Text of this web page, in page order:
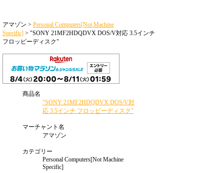
アマゾン > Personal Computers[Not Machine
Specific] > "SONY 21MF2HDQDVX DOS/V対応 3.5インチ
フロッピーディスク"
商品名
"SONY 21MF2HDQDVX DOS/V対
応 3.5インチ フロッピーディスク"
マーチャント名
アマゾン
カテゴリー
Personal Computers[Not Machine
Specific]